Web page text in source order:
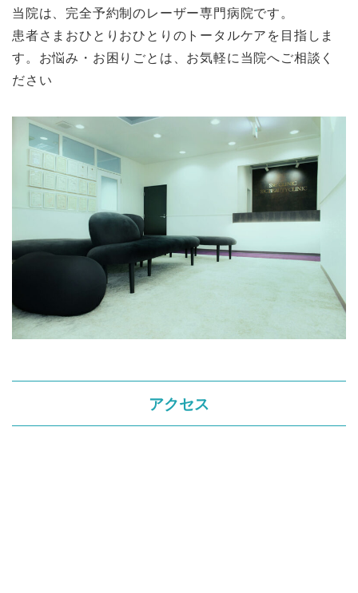
当院は、完全予約制のレーザー専門病院です。
患者さまおひとりおひとりのトータルケアを目指しま
す。お悩み・お困りごとは、お気軽に当院へご相談く
ださい
アクセス